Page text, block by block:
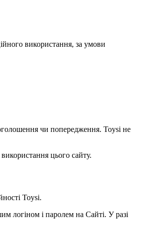
використання, за умови
чи попередження. Toysi не
цього сайту.
Toysi.
логіном і паролем на Сайті. У разі